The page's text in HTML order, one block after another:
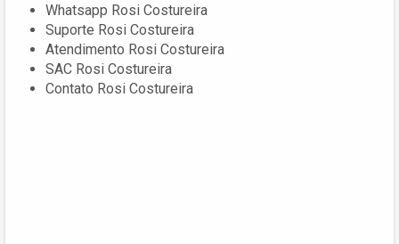
Whatsapp Rosi Costureira
Suporte Rosi Costureira
Atendimento Rosi Costureira
SAC Rosi Costureira
Contato Rosi Costureira